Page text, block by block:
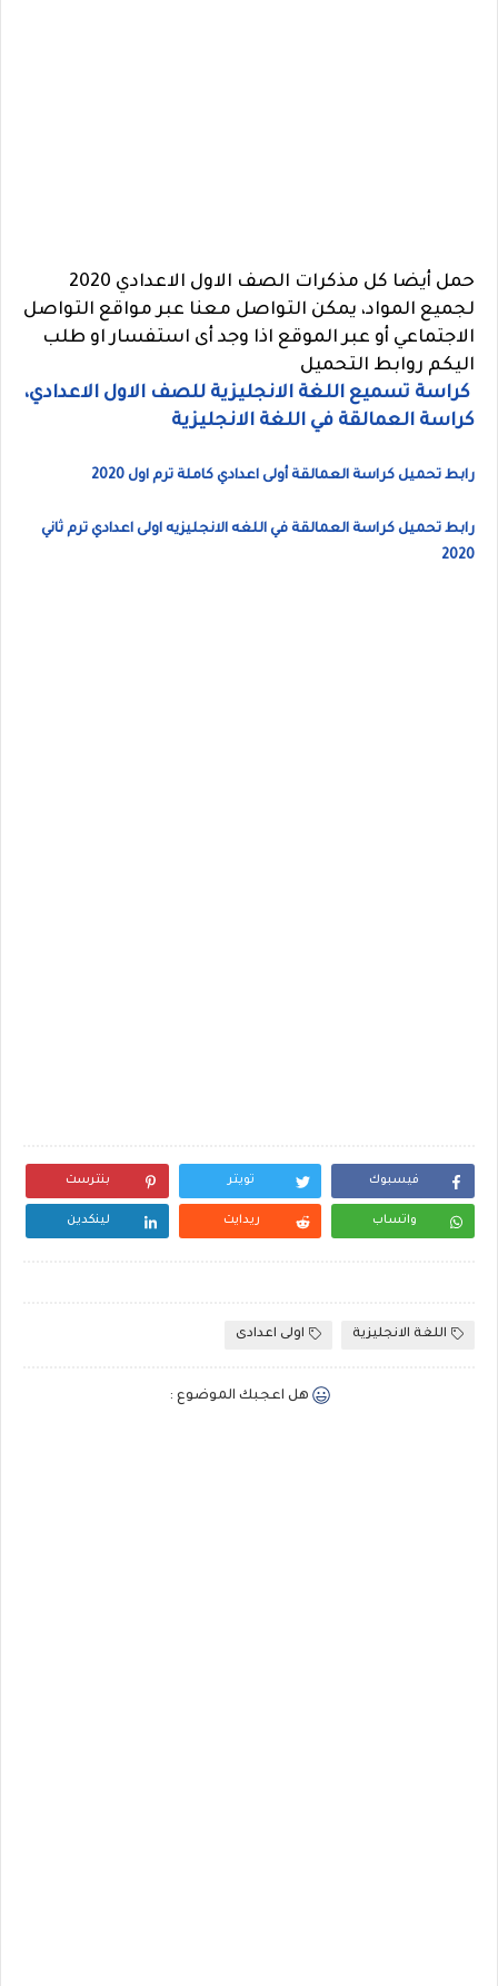
حمل أيضا كل مذكرات الصف الاول الاعدادي 2020
لجميع المواد، يمكن التواصل معنا عبر مواقع التواصل
الاجتماعي أو عبر الموقع اذا وجد أى استفسار او طلب
اليكم روابط التحميل
كراسة تسميع اللغة الانجليزية للصف الاول الاعدادي،
كراسة العمالقة في اللغة الانجليزية
رابط تحميل كراسة العمالقة أولى اعدادي كاملة ترم اول 2020
رابط تحميل كراسة العمالقة في اللغه الانجليزيه اولى اعدادي ترم ثاني
2020
فيسبوك تويتر بنترست
واتساب ريدايت لينكدين
اللغة الانجليزية اولى اعدادى
هل اعجبك الموضوع :